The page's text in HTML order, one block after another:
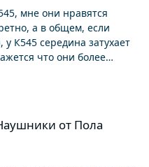
мне они нравятся
а в общем, если
у К545 середина затухает
что они более
и ровные, в
я этого, с некоторыми
от Пола